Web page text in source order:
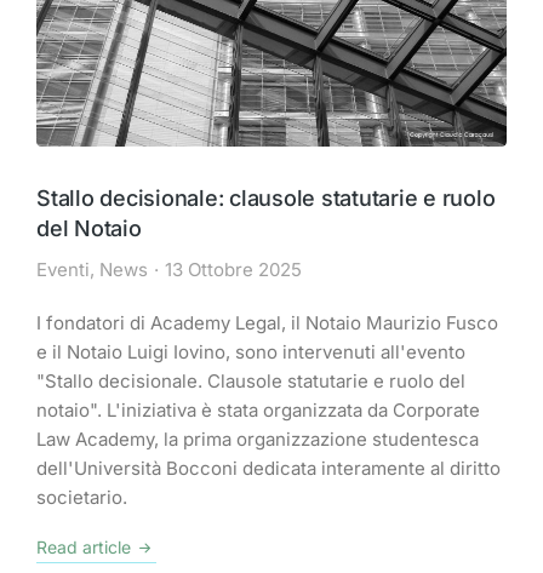
Stallo decisionale: clausole statutarie e ruolo
del Notaio
Eventi, News 13 Ottobre 2025
I fondatori di Academy Legal, il Notaio Maurizio Fusco
e il Notaio Luigi Iovino, sono intervenuti all'evento
"Stallo decisionale. Clausole statutarie e ruolo del
notaio". L'iniziativa è stata organizzata da Corporate
Law Academy, la prima organizzazione studentesca
dell'Università Bocconi dedicata interamente al diritto
societario.
Read article